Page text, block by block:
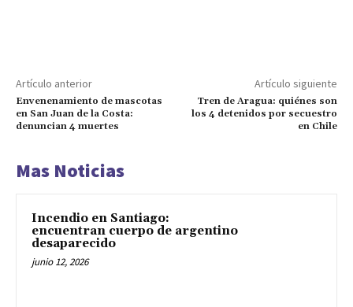
Artículo anterior
Envenenamiento de mascotas
en San Juan de la Costa:
denuncian 4 muertes
Artículo siguiente
Tren de Aragua: quiénes son
los 4 detenidos por secuestro
en Chile
Mas Noticias
Incendio en Santiago:
encuentran cuerpo de argentino
desaparecido
junio 12, 2026